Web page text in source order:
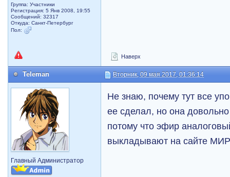
Группа: Участники
Регистрация: 5 Янв 2008, 19:55
Сообщений: 32317
Откуда: Санкт-Петербург
Пол:
Наверх
Teleman Вторник, 09 мая 2017, 01:36:14
Главный Администратор
Не знаю, почему тут все
ее сделал, но она
потому что эфир
выкладывают на сайте